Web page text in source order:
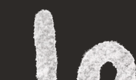
Для связи